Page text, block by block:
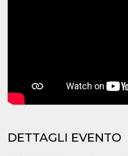
DETTAGLI EVENTO
Storage declaration